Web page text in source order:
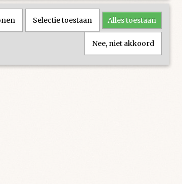
Selectie toestaan Alles toestaan
Nee, niet akkoord